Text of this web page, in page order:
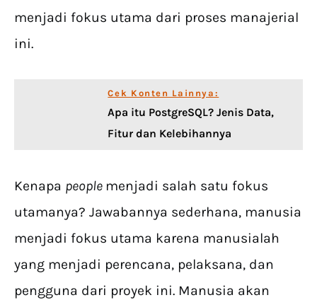
menjadi fokus utama dari proses manajerial
ini.
Cek Konten Lainnya:
Apa itu PostgreSQL? Jenis Data,
Fitur dan Kelebihannya
Kenapa people menjadi salah satu fokus
utamanya? Jawabannya sederhana, manusia
menjadi fokus utama karena manusialah
yang menjadi perencana, pelaksana, dan
pengguna dari proyek ini. Manusia akan